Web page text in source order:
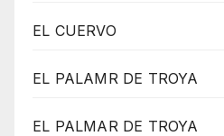
EL CUERVO
EL PALAMR DE TROYA
EL PALMAR DE TROYA